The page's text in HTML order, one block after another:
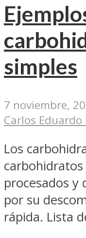
simples
7 noviembre,
Carlos
Los
procesados y
por su
rápida. Lista